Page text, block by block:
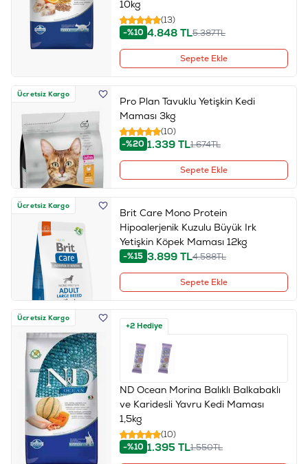
10kg
(13)
-%10 4.848TL5.387TL
Sepete Ekle
Ücretsiz Kargo
Pro Plan Tavuklu Yetişkin Kedi
Maması 3kg
(10)
-%20 1.339TL1.674TL
Sepete Ekle
Ücretsiz Kargo
Brit Care Mono Protein
Hipoalerjenik Kuzulu Büyük Irk
Yetişkin Köpek Maması 12kg
-%15 3.899TL4.588TL
Sepete Ekle
Ücretsiz Kargo
+2 Hediye
ND Ocean Morina Balıklı Balkabaklı
ve Karidesli Yavru Kedi Maması
1,5kg
(10)
-%10 1.395TL1.550TL